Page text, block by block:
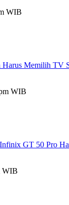
WIB
Harus Memilih TV
WIB
GT 50 Pro
WIB